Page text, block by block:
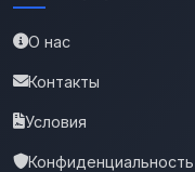
О нас
Контакты
Условия
Конфиденциальность